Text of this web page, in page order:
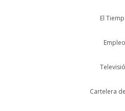
El
Empleo
Cartelera